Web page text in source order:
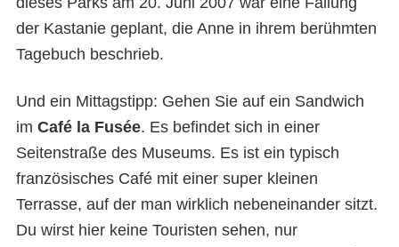
der Kastanie geplant, die Anne in ihrem berühmten
Tagebuch beschrieb.
Und ein Mittagstipp: Gehen Sie auf ein Sandwich
im Café la Fusée. Es befindet sich in einer
Seitenstraße des Museums. Es ist ein typisch
französisches Café mit einer super kleinen
Terrasse, auf der man wirklich nebeneinander sitzt.
Du wirst hier keine Touristen sehen, nur